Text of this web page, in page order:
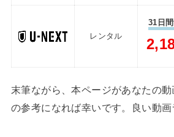
レンタル
31日
末筆ながら、本ページがあなたの
の参考になれば幸いです。良い動画